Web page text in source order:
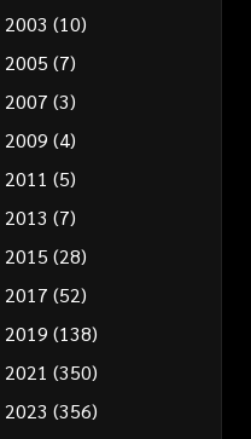
2003 (10)
2005 (7)
2007 (3)
2009 (4)
2011 (5)
2013 (7)
2015 (28)
2017 (52)
2019 (138)
2021 (350)
2023 (356)